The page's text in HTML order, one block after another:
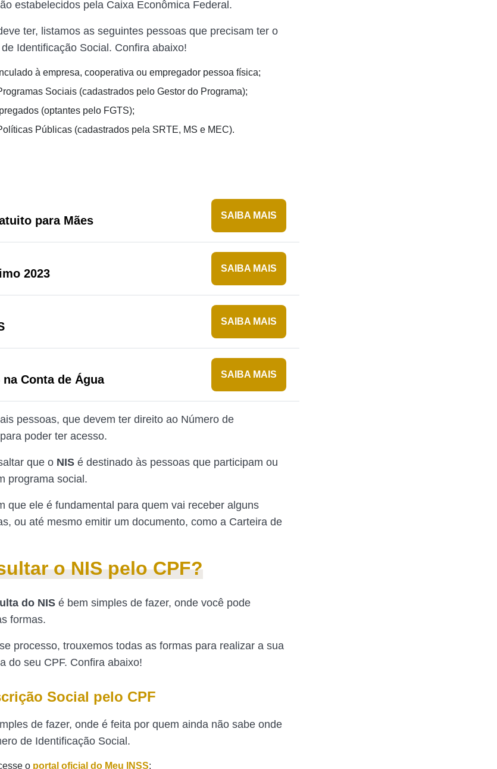
estabelecidos pela Caixa Econômica Federal.
ter, listamos as seguintes pessoas que precisam ter o
Identificação Social. Confira abaixo!
à empresa, cooperativa ou empregador pessoa física;
Sociais (cadastrados pelo Gestor do Programa);
(optantes pelo FGTS);
Públicas (cadastrados pela SRTE, MS e MEC).
para Mães SAIBA MAIS
2023 SAIBA MAIS
SAIBA MAIS
Conta de Água SAIBA MAIS
pessoas, que devem ter direito ao Número de
poder ter acesso.
que o NIS é destinado às pessoas que participam ou
programa social.
que ele é fundamental para quem vai receber alguns
ou até mesmo emitir um documento, como a Carteira de
o NIS pelo CPF?
do NIS é bem simples de fazer, onde você pode
formas.
processo, trouxemos todas as formas para realizar a sua
do seu CPF. Confira abaixo!
Social pelo CPF
de fazer, onde é feita por quem ainda não sabe onde
de Identificação Social.
o portal oficial do Meu INSS;